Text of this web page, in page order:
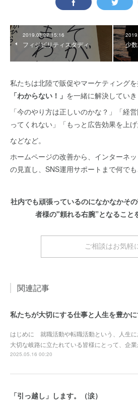
2019.03.27 15:16
フィジビリティスタディ 少
私たちは北陸で販促やマーケティング
「わからない！」 を一緒に解決していき
「今のやり方は正しいのかな？」「経
ってくれない」「もっと広告効果を上げ
などなど。
ホームページの改善から、インターネ
の見直し、SNS運用サポートまで何でも
社内でも頑張っているのになかなかそ
者様の"頼れる右腕”となること
ご相談はお気軽
関連記事
はじめに 就職活動や転職活動という、人生に
大切な岐路に立たれている皆様にとって、企業
2025.05.16 00:20
「引っ越し」します。（涙）